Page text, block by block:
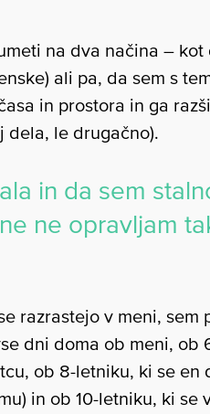
na dva načina –
ali pa, da sem s
in prostora in ga
dela, le drugačno).
in da sem
ne opravljam
razrastejo v meni, sem
dni doma ob meni, ob
ob 8-letniku, ki se en
in ob 10-letniku, ki se